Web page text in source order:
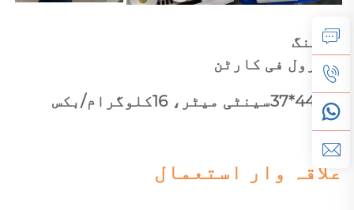
پیکنگ
24 رول فی کارٹن
53*44*37سینٹی میٹر، 16کلوگرام/بکس
علاقہ وار استعمال